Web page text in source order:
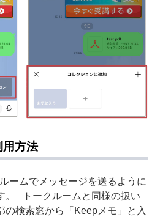
用方法
ームでメッセージを送るように
トークルームと同様の扱い
の検索窓から「Keepメモ」と入